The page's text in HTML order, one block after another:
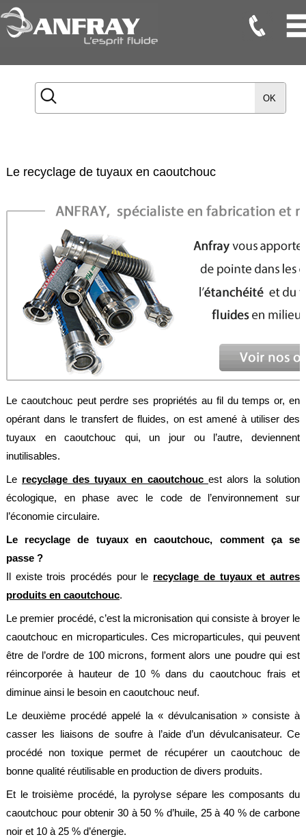
Flexibles
Onduleux
Raccords
Accessoires
Maintenance
Etanchéité
Feuilles
/
Découpe
de
joint
Ring
Maintenance
Services
Découpe
jet
d’eau
alimentaire
panel
Passeport
technique
d'étude
de
Fiches
métier
OK
Le recyclage de tuyaux en caoutchouc
Le caoutchouc peut perdre ses propriétés au fil du temps or, en
opérant dans le transfert de fluides, on est amené à utiliser des
tuyaux en caoutchouc qui, un jour ou l’autre, deviennent
inutilisables.
Le recyclage des tuyaux en caoutchoucest alors la solution
écologique, en phase avec le code de l’environnement sur
l’économie circulaire.
Le recyclage de tuyaux en caoutchouc, comment ça se
passe ?
Il existe trois procédés pour le recyclage de tuyaux et autres
produits en caoutchouc.
Le premier procédé, c’est la micronisation qui consiste à broyer le
caoutchouc en microparticules. Ces microparticules, qui peuvent
être de l’ordre de 100 microns, forment alors une poudre qui est
réincorporée à hauteur de 10 % dans du caoutchouc frais et
diminue ainsi le besoin en caoutchouc neuf.
Le deuxième procédé appelé la « dévulcanisation » consiste à
casser les liaisons de soufre à l’aide d’un dévulcanisateur. Ce
procédé non toxique permet de récupérer un caoutchouc de
bonne qualité réutilisable en production de divers produits.
Et le troisième procédé, la pyrolyse sépare les composants du
caoutchouc pour obtenir 30 à 50 % d’huile, 25 à 40 % de carbone
noir et 10 à 25 % d’énergie.